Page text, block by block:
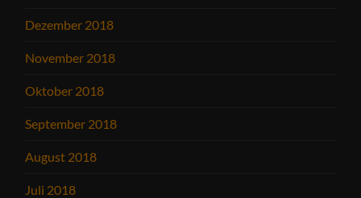
Dezember 2018
November 2018
Oktober 2018
September 2018
August 2018
Juli 2018